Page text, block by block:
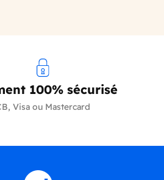
100% sécurisé
Visa ou Mastercard